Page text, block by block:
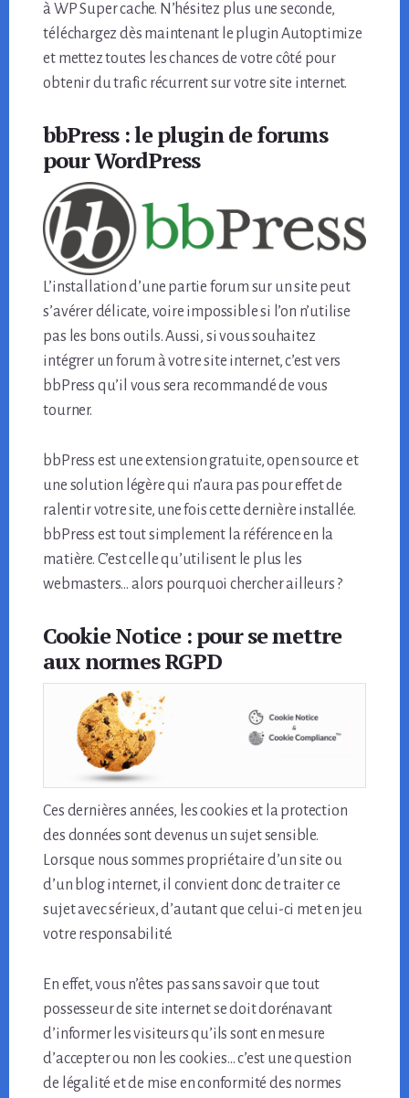
à WP Super cache. N’hésitez plus une seconde,
téléchargez dès maintenant le plugin Autoptimize
et mettez toutes les chances de votre côté pour
obtenir du trafic récurrent sur votre site internet.
bbPress : le plugin de forums
pour WordPress
L’installation d’une partie forum sur un site peut
s’avérer délicate, voire impossible si l’on n’utilise
pas les bons outils. Aussi, si vous souhaitez
intégrer un forum à votre site internet, c’est vers
bbPress qu’il vous sera recommandé de vous
tourner.
bbPress est une extension gratuite, open source et
une solution légère qui n’aura pas pour effet de
ralentir votre site, une fois cette dernière installée.
bbPress est tout simplement la référence en la
matière. C’est celle qu’utilisent le plus les
webmasters… alors pourquoi chercher ailleurs ?
Cookie Notice : pour se mettre
aux normes RGPD
Ces dernières années, les cookies et la protection
des données sont devenus un sujet sensible.
Lorsque nous sommes propriétaire d’un site ou
d’un blog internet, il convient donc de traiter ce
sujet avec sérieux, d’autant que celui-ci met en jeu
votre responsabilité.
En effet, vous n’êtes pas sans savoir que tout
possesseur de site internet se doit dorénavant
d’informer les visiteurs qu’ils sont en mesure
d’accepter ou non les cookies… c’est une question
de légalité et de mise en conformité des normes